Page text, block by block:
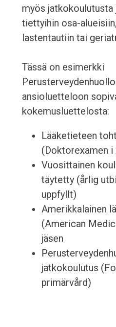
myös
tiettyihin osa-
lastentautiin tai
Tässä on esimerkki
ansioluetteloon
kokemusluettelosta:
Lääketieteen
(Doktorexamen i
Vuosittainen
täytetty (årlig
uppfyllt)
Amerikkalainen
(American
jäsen
jatkokoulutus
primärvård)